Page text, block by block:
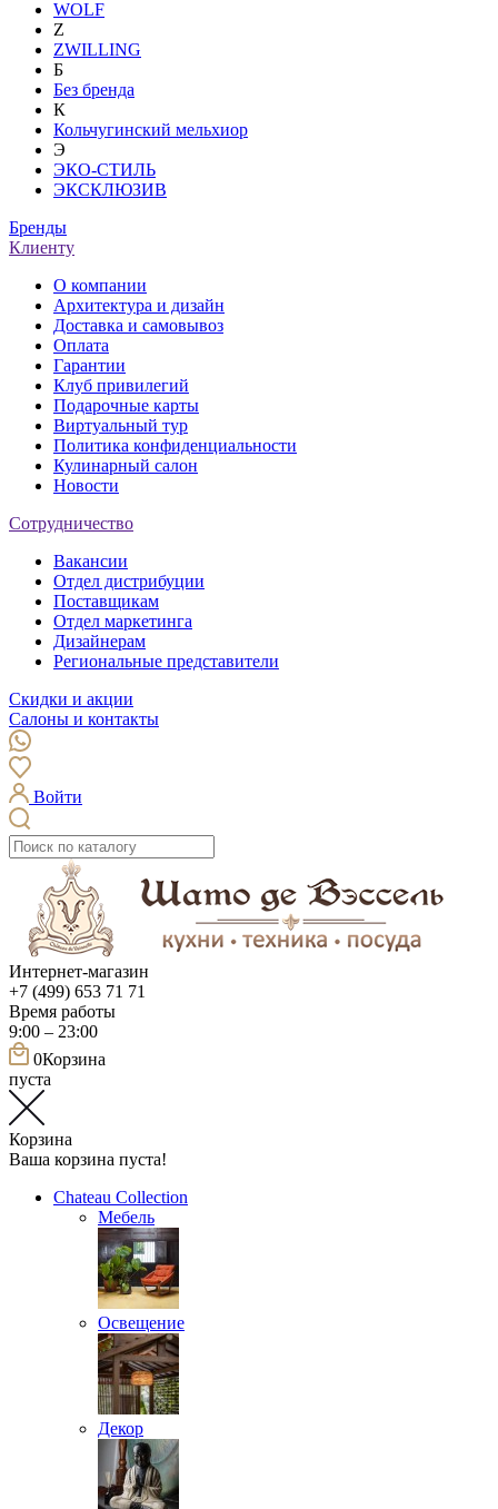
WOLF
Z
ZWILLING
Б
Без бренда
К
Кольчугинский мельхиор
Э
ЭКО-СТИЛЬ
ЭКСКЛЮЗИВ
Бренды
Клиенту
О компании
Архитектура и дизайн
Доставка и самовывоз
Оплата
Гарантии
Клуб привилегий
Подарочные карты
Виртуальный тур
Политика конфиденциальности
Кулинарный салон
Новости
Сотрудничество
Вакансии
Отдел дистрибуции
Поставщикам
Отдел маркетинга
Дизайнерам
Региональные представители
Скидки и акции
Салоны и контакты
Войти
Интернет-магазин
+7 (499) 653 71 71
Время работы
9:00 – 23:00
0Корзина
пуста
Корзина
Ваша корзина пуста!
Chateau Collection
Мебель
Освещение
Декор